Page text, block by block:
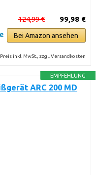
99,98 €
124,99 €
Bei Amazon ansehen
Preis inkl. MwSt., zzgl. Versandkosten
EMPFEHLUNG
ARC 200 MD